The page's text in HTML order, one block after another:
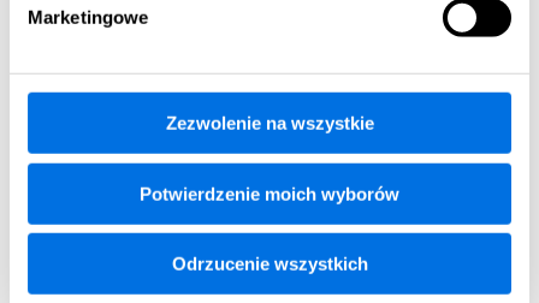
Marketingowe
Zezwolenie na wszystkie
Potwierdzenie moich wyborów
Odrzucenie wszystkich
A5.2